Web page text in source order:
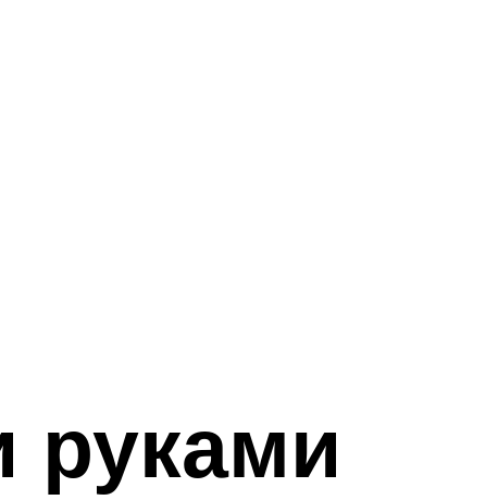
руками